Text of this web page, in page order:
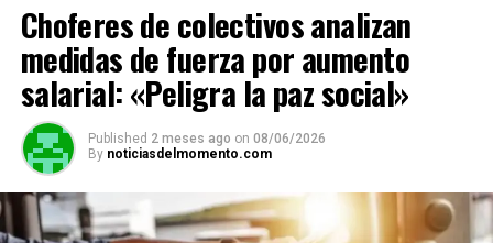
Choferes de colectivos analizan
medidas de fuerza por aumento
salarial: «Peligra la paz social»
Published 2 meses ago on 08/06/2026
By noticiasdelmomento.com